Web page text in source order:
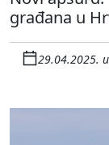
građana u
29.04.2025.